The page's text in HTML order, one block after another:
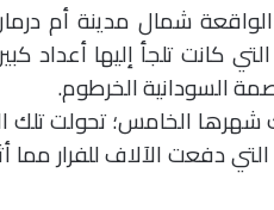
الواقعة شمال مدينة أم
التي كانت تلجأ إليها
السودانية الخرطوم.
الخامس؛ تحولت تلك
دفعت الآلاف للفرار